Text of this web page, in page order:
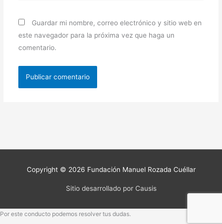
Guardar mi nombre, correo electrónico y sitio web en
este navegador para la próxima vez que haga un
comentario.
Copyright © 2026 Fundación Manuel Rozada Cuéllar
Sitio desarrollado por Causis
Por este conducto podemos resolver tus dudas.